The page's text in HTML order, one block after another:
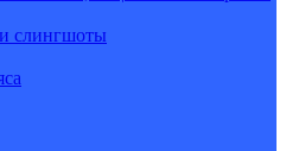
слингшоты